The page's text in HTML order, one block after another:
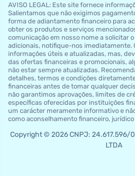
AVISO LEGAL: Este site fornece
Salientamos que não exigimos
forma de adiantamento financeiro para
obter os produtos e serviços
comunicação em nosso nome a solicitar
adicionais, notifique-nos imediatamente.
informações úteis e atualizadas, mas,
das ofertas financeiras e promocionais,
não estar sempre atualizadas.
detalhes, termos e condições
financeiras antes de tomar qualquer
não garantimos aprovações, limites de
específicas oferecidas por instituições
um carácter meramente informativo e
como aconselhamento financeiro,
Copyright © 2026 CNPJ: 24.617.596/
LTDA